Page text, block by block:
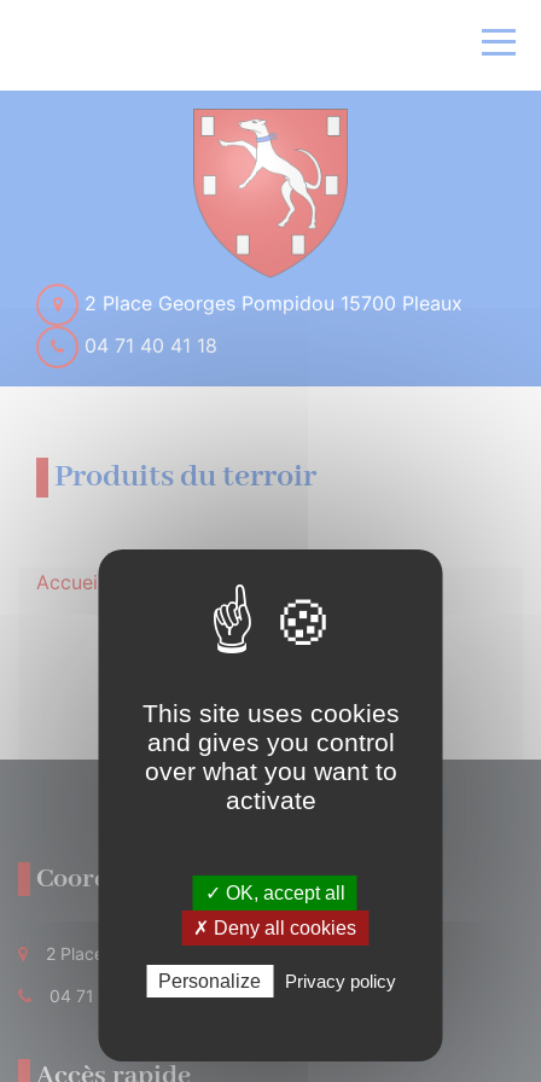
2 Place Georges Pompidou 15700 Pleaux
04 71 40 41 18
Produits du terroir
Accueil Produits du terroir
La gastronomie
L’artisanat
Coordonnées
2 Place Georges Pompidou 15700 Pleaux
04 71 40 41 18
This site uses cookies
and gives you control
over what you want to
activate
✓ OK, accept all
✗ Deny all cookies
Personalize Privacy policy